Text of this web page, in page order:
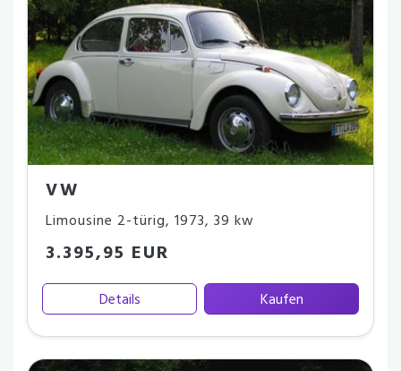
VW
Limousine 2-türig, 1973, 39 kw
3.395,95 EUR
Details Kaufen